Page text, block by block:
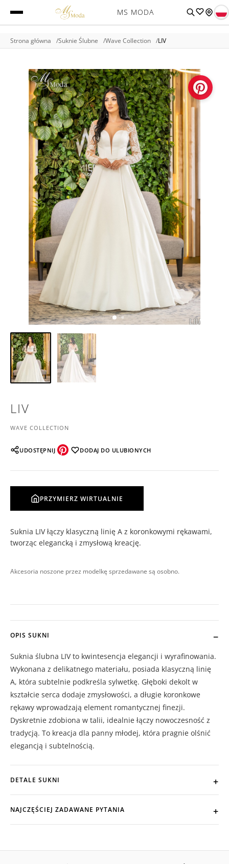
MS MODA
Strona główna Suknie Ślubne Wave Collection LIV
LIV
WAVE COLLECTION
UDOSTĘPNIJ DODAJ DO ULUBIONYCH
PRZYMIERZ WIRTUALNIE
Suknia LIV łączy klasyczną linię A z koronkowymi rękawami,
tworząc elegancką i zmysłową kreację.
Akcesoria noszone przez modelkę sprzedawane są osobno.
OPIS SUKNI
Suknia ślubna LIV to kwintesencja elegancji i wyrafinowania.
Wykonana z delikatnego materiału, posiada klasyczną linię
A, która subtelnie podkreśla sylwetkę. Głęboki dekolt w
kształcie serca dodaje zmysłowości, a długie koronkowe
rękawy wprowadzają element romantycznej finezji.
Dyskretnie zdobiona w talii, idealnie łączy nowoczesność z
tradycją. To kreacja dla panny młodej, która pragnie olśnić
elegancją i subtelnością.
DETALE SUKNI
NAJCZĘŚCIEJ ZADAWANE PYTANIA